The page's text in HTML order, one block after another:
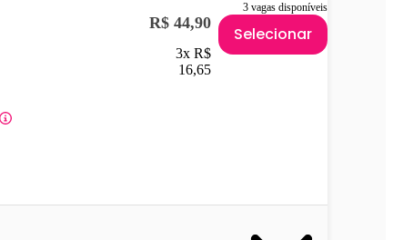
3 vagas disponíveis
R$ 44,90
3x R$
16,65
Selecionar